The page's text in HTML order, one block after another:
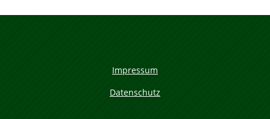
Impressum
Datenschutz